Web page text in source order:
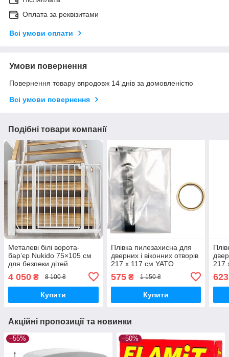
Оплата за реквізитами
Всі умови оплати
Умови повернення
Повернення товару впродовж 14 днів за домовленістю
Всі умови повернення
Подібні товари компанії
Металеві білі ворота-
бар’єр Nukido 75×105 см
для безпеки дітей
4 050 ₴ 8 100 ₴
Купити
Плівка пилезахисна для
дверних і віконних отворів
217 х 117 см YATO
575₴ 1 150 ₴
Купити
217
623
Акційні пропозиції та новинки
–55% –50%